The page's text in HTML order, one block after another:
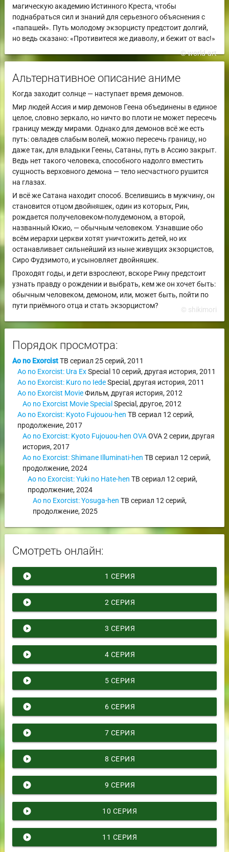
магическую академию Истинного Креста, чтобы
поднабраться сил и знаний для серьезного объяснения с
«папашей». Путь молодому экзорцисту предстоит долгий,
но ведь сказано: «Противитеся же диаволу, и бежит от вас!»
© world-art
Альтернативное описание аниме
Когда заходит солнце — наступает время демонов.
Мир людей Ассия и мир демонов Геена объединены в единое
целое, словно зеркало, но ничто во плоти не может пересечь
границу между мирами. Однако для демонов всё же есть
путь: овладев слабым волей, можно пересечь границу, но
даже так, для владыки Геены, Сатаны, путь в Ассию закрыт.
Ведь нет такого человека, способного надолго вместить
сущность верховного демона — тело несчастного рушится
на глазах.
И всё же Сатана находит способ. Вселившись в мужчину, он
становится отцом двойняшек, один из которых, Рин,
рождается получеловеком-полудемоном, а второй,
названный Юкио, — обычным человеком. Узнавшие обо
всём иерархи церкви хотят уничтожить детей, но их
останавливает сильнейший из ныне живущих экзорцистов,
Сиро Фудзимото, и усыновляет двойняшек.
Проходят годы, и дети взрослеют, вскоре Рину предстоит
узнать правду о рождении и выбрать, кем же он хочет быть:
обычным человеком, демоном, или, может быть, пойти по
пути приёмного отца и стать экзорцистом?
© shikimori
Порядок просмотра:
Ao no ExorcistТВ сериал 25 серий,2011
Ao no Exorcist: Ura ExSpecial 10 серий, другая история,2011
Ao no Exorcist: Kuro no IedeSpecial , другая история,2011
Ao no Exorcist MovieФильм, другая история,2012
Ao no Exorcist Movie Special Special , другое,2012
Ao no Exorcist: Kyoto Fujouou-hen ТВ сериал 12 серий,
продолжение,2017
Ao no Exorcist: Kyoto Fujouou-hen OVAOVA2 серии, другая
история,2017
Ao no Exorcist: Shimane Illuminati-hen ТВ сериал 12 серий,
продолжение,2024
Ao no Exorcist: Yuki no Hate-hen ТВ сериал 12 серий,
продолжение,2024
Ao no Exorcist: Yosuga-hen ТВ сериал 12 серий,
продолжение,2025
Смотреть онлайн:
play_circle_filled 1 СЕРИЯ
play_circle_filled 2 СЕРИЯ
play_circle_filled 3 СЕРИЯ
play_circle_filled 4 СЕРИЯ
play_circle_filled 5 СЕРИЯ
play_circle_filled 6 СЕРИЯ
play_circle_filled 7 СЕРИЯ
play_circle_filled 8 СЕРИЯ
play_circle_filled 9 СЕРИЯ
play_circle_filled 10 СЕРИЯ
play_circle_filled 11 СЕРИЯ